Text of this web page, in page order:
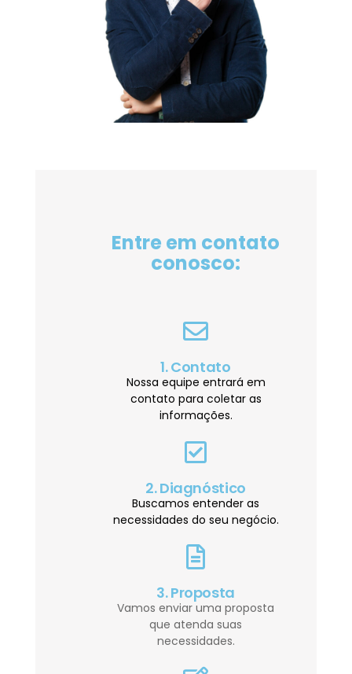
Entre em contato
conosco:
1. Contato
Nossa equipe entrará em
contato para coletar as
informações.
2. Diagnóstico
Buscamos entender as
necessidades do seu negócio.
3. Proposta
Vamos enviar uma proposta
que atenda suas
necessidades.